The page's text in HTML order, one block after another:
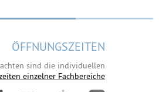
ÖFFNUNGSZEITEN
sind die individuellen
einzelner Fachbereiche